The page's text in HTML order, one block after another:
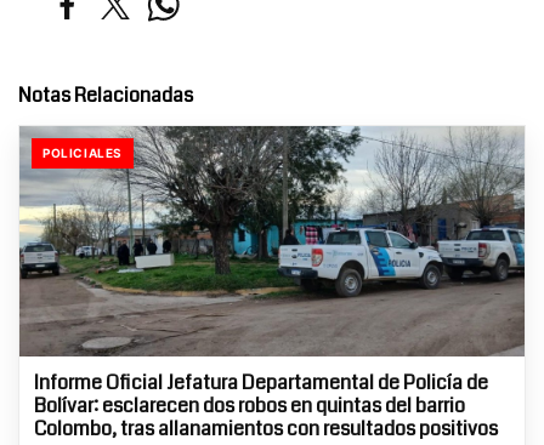
Notas Relacionadas
POLICIALES
Informe Oficial Jefatura Departamental de Policía de
Bolívar: esclarecen dos robos en quintas del barrio
Colombo, tras allanamientos con resultados positivos